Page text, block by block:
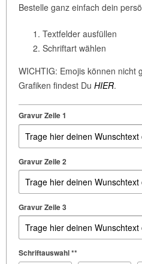
Bestelle ganz einfach dein
Textfelder ausfüllen
Schriftart wählen
WICHTIG: Emojis können nicht
Grafiken findest Du HIER.
Gravur Zeile 1
Gravur Zeile 2
Gravur Zeile 3
Schriftauswahl **